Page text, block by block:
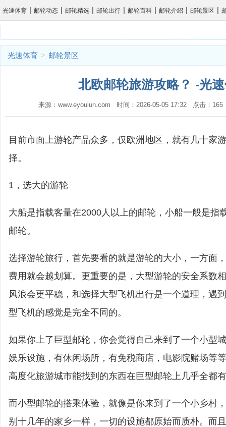
光速体育 | 邮轮动态 | 邮轮精选 | 邮轮出行 | 邮轮百科 | 邮轮介绍 | 邮轮景区 |
光速体育 > 邮轮景区
北欧邮轮旅游攻略？ -光
来源：www.eyoulun.com 时间：2026-05-05 17:32 点击：
目前市面上游轮产品众多，仅欧洲地区，就有几十家
择。
1，选大的游轮
大船是指载客量在2000人以上的邮轮，小船一般是指
邮轮。
选择游轮旅行，首先要看的就是游轮的大小，一方面
费用就会越划算。更重要的是，大型游轮的安全系数
风浪会更平稳，和选择大型飞机出行是一个道理，遇
型飞机的感觉是完全不同的。
如果你上了巨型邮轮，你会觉得自己来到了一个小型
娱乐设施，有休闲场所，有免税商店，电影院赌场等
高度化旅游城市能找到的东西在巨型邮轮上几乎全都
而小型邮轮的搭乘体验，就像是你来到了一个小乡村
别十几年的家乡一样，一切的设施都原始而质朴。而